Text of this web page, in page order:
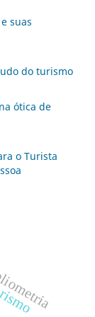
suas
do turismo
ótica de
o Turista